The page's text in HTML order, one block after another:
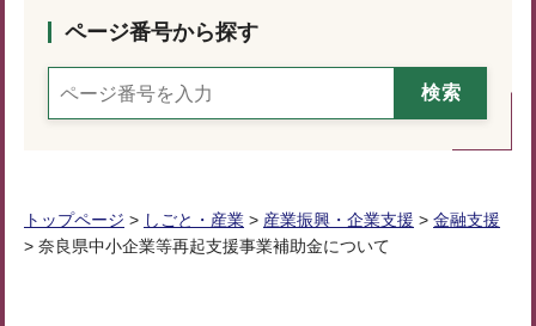
ページ番号から探す
トップページ > しごと・産業 > 産業振興・企業支援 > 金融支援
> 奈良県中小企業等再起支援事業補助金について